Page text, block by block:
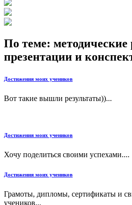
По теме: методические
презентации и
Достижения моих учеников
Вот такие вышли результаты))...
Достижения моих учеников
Хочу поделиться своими успехами....
Достижения моих учеников
Грамоты, дипломы, сертификаты и
учеников...